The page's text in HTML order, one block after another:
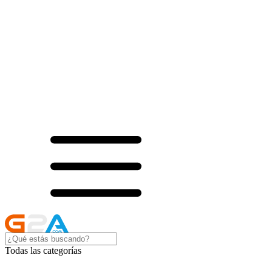
Todas las categorías